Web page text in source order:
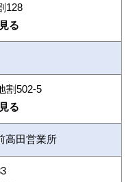
128
る
割502-5
る
高田営業所